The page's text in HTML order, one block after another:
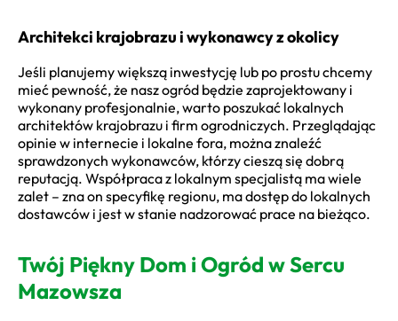
Architekci krajobrazu i wykonawcy z okolicy
Jeśli planujemy większą inwestycję lub po prostu chcemy
mieć pewność, że nasz ogród będzie zaprojektowany i
wykonany profesjonalnie, warto poszukać lokalnych
architektów krajobrazu i firm ogrodniczych. Przeglądając
opinie w internecie i lokalne fora, można znaleźć
sprawdzonych wykonawców, którzy cieszą się dobrą
reputacją. Współpraca z lokalnym specjalistą ma wiele
zalet – zna on specyfikę regionu, ma dostęp do lokalnych
dostawców i jest w stanie nadzorować prace na bieżąco.
Twój Piękny Dom i Ogród w Sercu
Mazowsza